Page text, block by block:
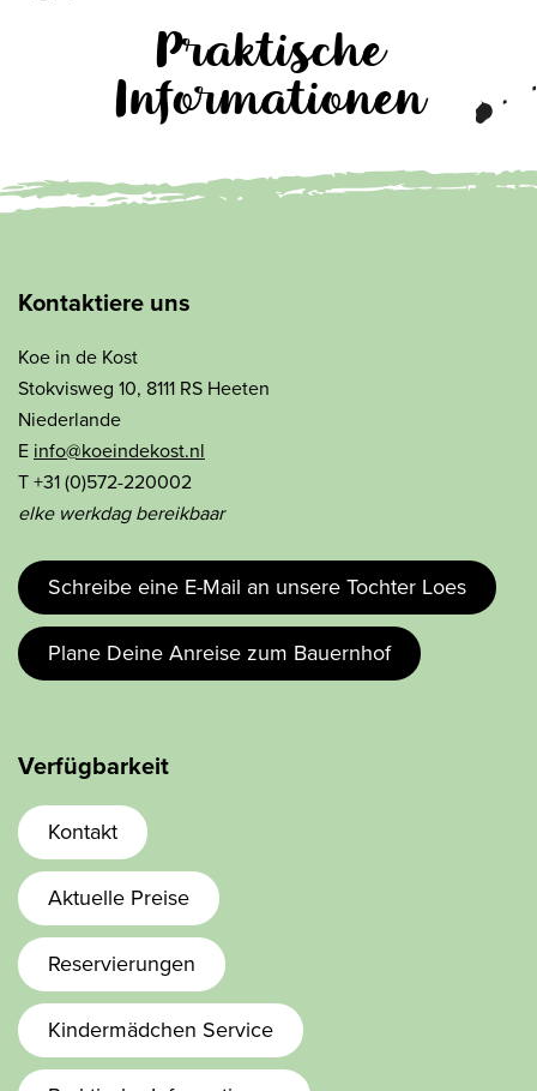
Praktische
Informationen
Kontaktiere uns
Koe in de Kost
Stokvisweg 10, 8111 RS Heeten
Niederlande
E info@koeindekost.nl
T +31 (0)572-220002
elke werkdag bereikbaar
Schreibe eine E-Mail an unsere Tochter Loes
Plane Deine Anreise zum Bauernhof
Verfügbarkeit
Kontakt
Aktuelle Preise
Reservierungen
Kindermädchen Service